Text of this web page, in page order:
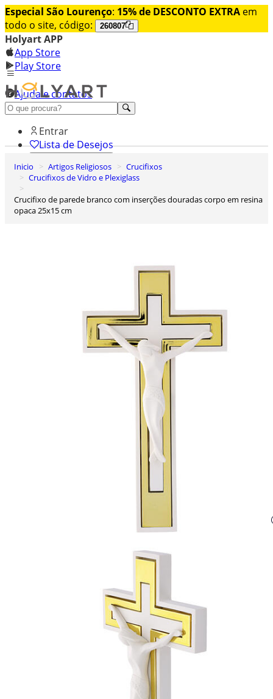
Especial São Lourenço: 15% de DESCONTO EXTRA em
todo o site, código:
260807
Holyart APP
App Store
Play Store
Ajuda e contatos
Conheça premium
Entrar
Lista de Desejos
0
Carrinho de Compras
Inicio Artigos Religiosos
Crucifixos
Crucifixos de Vidro e Plexiglass
Crucifixo de parede branco com inserções douradas corpo em resina
opaca 25x15 cm